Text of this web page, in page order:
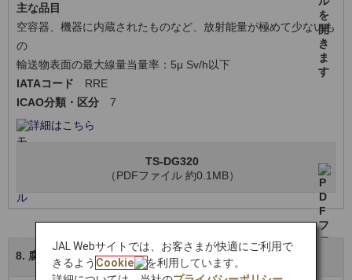
主な品目
空容器、機器に内蔵されたものなど、放射能量が極めて少ないも
の
輸送物表面の最大線量当量率：5μ Sv/h以下
IATAコード
RRE
ICAO分類・区分
7
詳細はこちら
TS-DG320
（PDFファイル 約0.1MB）
8. 腐食性物質
JAL Webサイトでは、お客さまが快適にご利用で
きるよう Cookie
を利用しています。